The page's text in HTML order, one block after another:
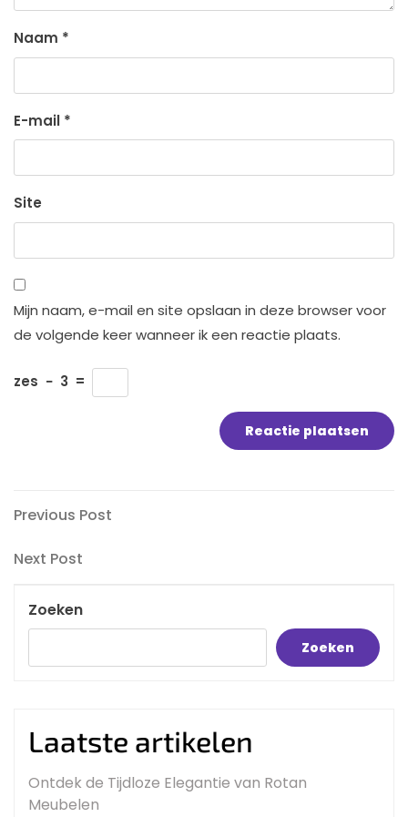
Naam *
E-mail *
Site
Mijn naam, e-mail en site opslaan in deze browser voor
de volgende keer wanneer ik een reactie plaats.
zes − 3 =
Bericht
navigatie
Previous
Previous Post
Next
Next Post
Zoeken
Zoeken
Laatste artikelen
Ontdek de Tijdloze Elegantie van Rotan
Meubelen